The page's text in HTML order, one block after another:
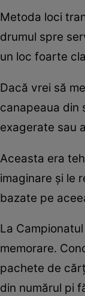
Metoda loci
drumul spre
un loc foarte
Dacă vrei să
canapeaua din
exagerate sau
Aceasta era
imaginare și le
bazate pe
La
memorare.
pachete de
din numărul pi